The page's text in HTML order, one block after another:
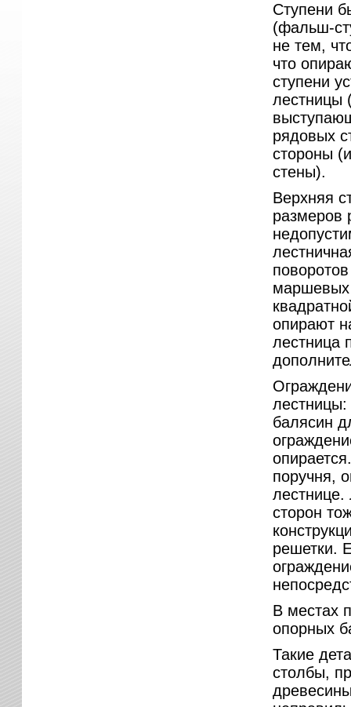
Ступени
(фальш-
не тем,
что
ступени
лестницы
рядовых
стороны
стены).
Верхняя
размеров
маршевых
опирают
лестница
лестницы:
балясин
поручня,
сторон
решетки.
В местах
опорных
Такие
столбы,